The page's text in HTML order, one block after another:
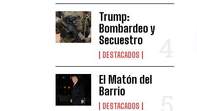
Trump:
Bombardeo y
Secuestro
DESTACADOS
El Matón del
Barrio
DESTACADOS